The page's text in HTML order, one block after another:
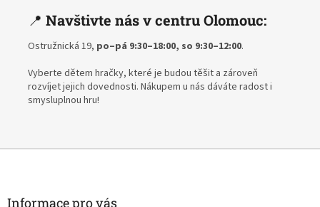
📍 Navštivte nás v centruOlomouc:
Ostružnická 19, po–pá 9:30–18:00, so 9:30–12:00.
Vyberte dětem hračky, které je budou těšit a zároveň
rozvíjet jejich dovednosti. Nákupem u nás dáváte radost i
smysluplnou hru!
Z
Informace pro vás